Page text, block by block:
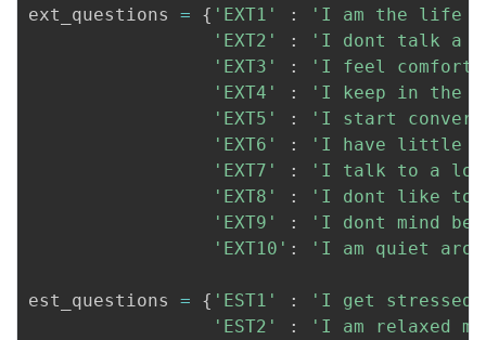
ext_questions = { 'EXT1' :
'I am the life
'EXT2'
:
'I dont talk a
'EXT3'
:
'I feel
'EXT4'
:
'I keep in the
'EXT5'
:
'I start
'EXT6'
:
'I have little
'EXT7'
:
'I talk to a lot
'EXT8'
:
'I dont like to
'EXT9'
:
'I dont mind
'EXT10' : 'I am quiet
est_questions = { 'EST1' :
'I get stressed
'EST2'
:
'I am relaxed